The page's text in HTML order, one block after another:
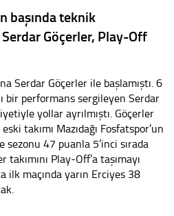
başında teknik
Göçerler, Play-Off
Serdar Göçerler ile başlamıştı. 6
bir performans sergileyen Serdar
yollar ayrılmıştı. Göçerler
takımı Mazıdağı Fosfatspor’un
sezonu 47 puanla 5’inci sırada
Play-Off’a taşımayı
ilk maçında yarın Erciyes 38